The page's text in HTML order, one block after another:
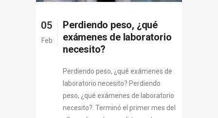
05
Feb
Perdiendo peso, ¿qué
exámenes de laboratorio
necesito?
Perdiendo peso, ¿qué exámenes de
laboratorio necesito? Perdiendo
peso, ¿qué exámenes de laboratorio
necesito?. Terminó el primer mes del